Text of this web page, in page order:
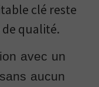
clé reste
qualité.
avec un
aucun